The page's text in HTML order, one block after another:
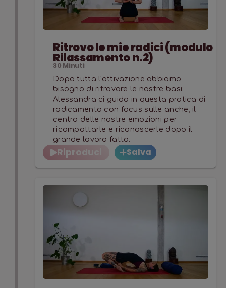
Ritrovo le mie radici (modulo
Rilassamento n.2)
30 Minuti
Dopo tutta l'attivazione abbiamo
bisogno di ritrovare le nostre basi:
Alessandra ci guida in questa pratica di
radicamento con focus sulle anche, il
centro delle nostre emozioni per
ricompattarle e riconoscerle dopo il
grande lavoro fatto.
Riproduci Salva